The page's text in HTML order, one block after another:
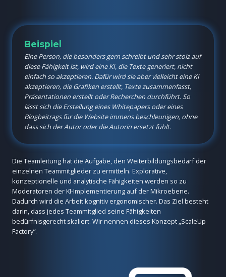
Beispiel
Eine Person, die besonders gern schreibt und sehr stolz auf
diese Fähigkeit ist, wird eine KI, die Texte generiert, nicht
einfach so akzeptieren. Dafür wird sie aber vielleicht eine KI
akzeptieren, die Grafiken erstellt, Texte zusammenfasst,
Präsentationen erstellt oder Recherchen durchführt. So
lässt sich die Erstellung eines Whitepapers oder eines
Blogbeitrags für die Website immens beschleunigen, ohne
dass sich der Autor oder die Autorin ersetzt fühlt.
Die Teamleitung hat die Aufgabe, den Weiterbildungsbedarf der
einzelnen Teammitglieder zu ermitteln. Explorative,
konzeptionelle und analytische Fähigkeiten werden so zu
Moderatoren der KI-Implementierung auf der Mikroebene.
Dadurch wird die Arbeit kognitiv ergonomischer. Das Ziel besteht
darin, dass jedes Teammitglied seine Fähigkeiten
bedürfnisgerecht skaliert. Wir nennen dieses Konzept „ScaleUp
Factory”.